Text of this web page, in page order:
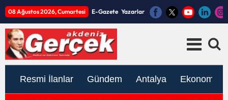
08 Ağustos 2026, Cumartesi E-Gazete Yazarlar
Resmi İlanlar Gündem Antalya Ekonomi